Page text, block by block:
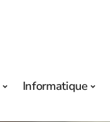
Informatique